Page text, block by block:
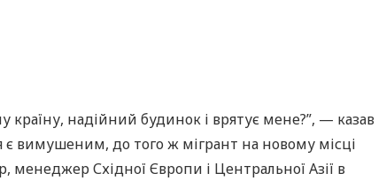
країну, надійний будинок і врятує мене?”, — казав
вимушеним, до того ж мігрант на новому місці
менеджер Східної Європи і Центральної Азії в